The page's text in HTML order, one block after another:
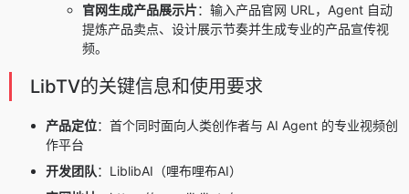
官网生成产品展示片：输入产品官网 URL，Agent 自动
提炼产品卖点、设计展示节奏并生成专业的产品宣传视
频。
LibTV的关键信息和使用要求
产品定位：首个同时面向人类创作者与 AI Agent 的专业视频创
作平台
开发团队：LiblibAI（哩布哩布AI）